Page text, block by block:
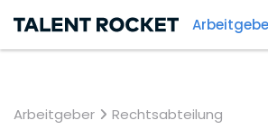
Arbeitgeber Rechtsabteilung